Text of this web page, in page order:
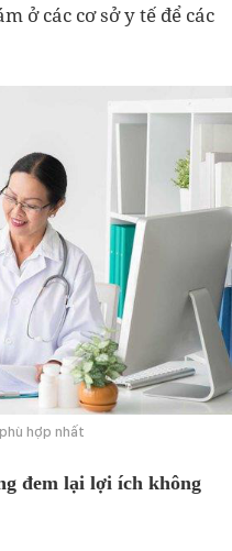
ở các cơ sở y tế để các
hợp nhất
đem lại lợi ích không